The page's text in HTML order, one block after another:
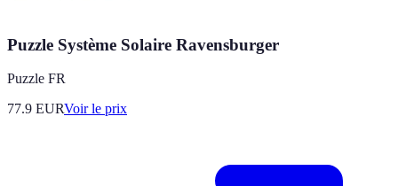
Puzzle Système Solaire Ravensburger
Puzzle FR
77.9 EURVoir le prix